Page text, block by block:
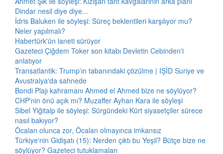
Dindar nesil diye diye...
İdris Baluken ile söyleşi: Süreç beklentileri karşılıyor mu?
Neler yapılmalı?
Habertürk'ün laneti sürüyor
Gazeteci Çiğdem Toker son kitabı Devletin Cebinden'i
anlatıyor
Transatlantik: Trump'ın tabanındaki çözülme | IŞİD Suriye ve
Avustralya'da sahnede
Bondi Plajı kahramanı Ahmed el Ahmed bize ne söylüyor?
CHP'nin önü açık mı? Muzaffer Ayhan Kara ile söyleşi
Sibel Yiğitalp ile söyleşi: Sürgündeki Kürt siyasetçiler sürece
nasıl bakıyor?
Öcalan olunca zor, Öcalan olmayınca imkansız
Türkiye'nin Gidişatı (15): Nerden çıktı bu Yeşil? Bütçe bize ne
söylüyor? Gazeteci tutuklamaları